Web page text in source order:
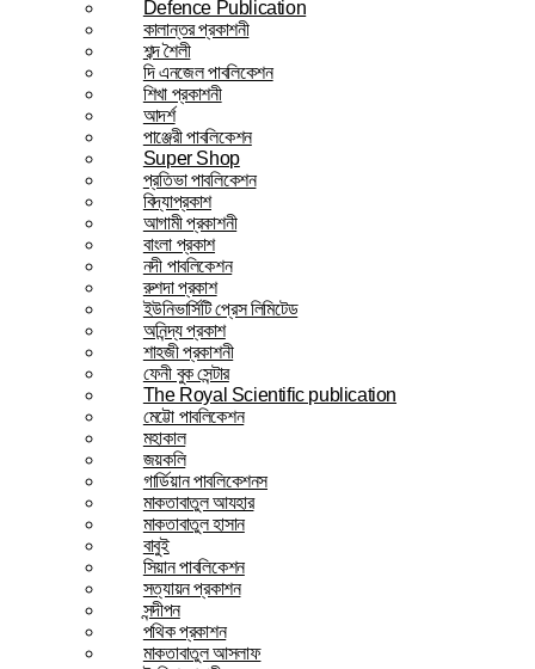
Defence Publication
কালান্তর প্রকাশনী
শব্দ শৈলী
দি এনজেল পাবলিকেশন
শিখা প্রকাশনী
আদর্শ
পাঞ্জেরী পাবলিকেশন
Super Shop
প্রতিভা পাবলিকেশন
বিদ্যাপ্রকাশ
আগামী প্রকাশনী
বাংলা প্রকাশ
নদী পাবলিকেশন
রুশদা প্রকাশ
ইউনিভার্সিটি প্রেস লিমিটেড
অনিন্দ্য প্রকাশ
শাহজী প্রকাশনী
ফেনী বুক সেন্টার
The Royal Scientific publication
মেট্টো পাবলিকেশন
মহাকাল
জয়কলি
গার্ডিয়ান পাবলিকেশনস
মাকতাবাতুল আযহার
মাকতাবাতুল হাসান
বাবুই
সিয়ান পাবলিকেশন
সত্যায়ন প্রকাশন
সন্দীপন
পথিক প্রকাশন
মাকতাবাতুল আসলাফ